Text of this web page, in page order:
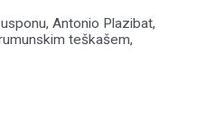
Antonio Plazibat,
teškašem,